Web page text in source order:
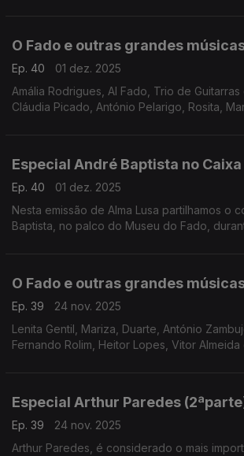
O Fado e outras grandes
Ep. 40
01 dez. 2025
Amália Rodrigues, Al Fado, Trio de Guitarras
Cláudia Picado, António Pelarigo, Rosita,
Especial André Baptista no
Ep. 40
01 dez. 2025
Nesta emissão de Alma Lusa partilhamos o
Baptista, no palco do Museu do Fado,
O Fado e outras grandes
Ep. 39
24 nov. 2025
Lenita Gentil, Mariza, Duarte, António
Fernando Rolim, Heitor Lopes, Vitor Almeida
Especial Arthur Paredes
Ep. 39
24 nov. 2025
Arthur Paredes, é considerado o mais